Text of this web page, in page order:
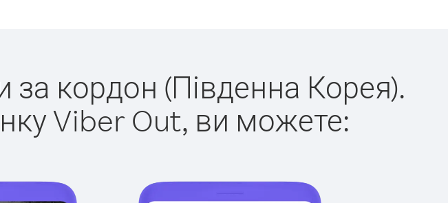
за кордон (Південна Корея).
Viber Out, ви можете: